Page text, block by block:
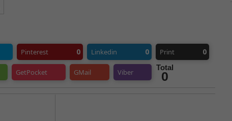
Pinterest 0 Linkedin 0 Print 0
GetPocket GMail Viber
Total
0